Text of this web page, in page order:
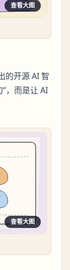
查看大图
的开源 AI 智
，而是让 AI
查看大图